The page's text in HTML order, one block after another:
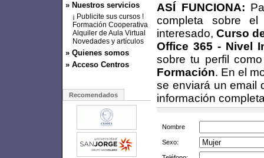
» Nuestros servicios
¡ Publicite sus cursos !
Formación Cooperativa
Alquiler de Aula Virtual
Novedades y artículos
» Quienes somos
» Acceso Centros
Recomendados
ASÍ FUNCIONA:
completa sobre
interesado,Curso
Office 365 - Nivel
sobre tu perfil
Formación. En el
se enviará un email
información
Nombre
Sexo: